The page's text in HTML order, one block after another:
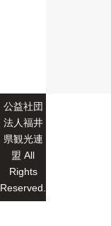
公益社団
法人福井
県観光連
盟 All
Rights
Reserved.